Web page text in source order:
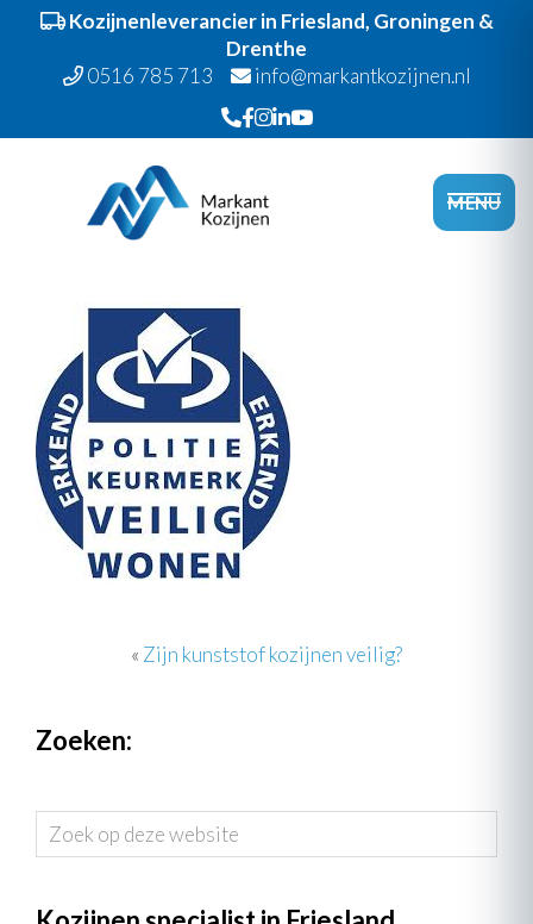
Kozijnenleverancier in Friesland, Groningen &
Drenthe
0516 785 713
info@markantkozijnen.nl
hoofdnavigatie
hoofd
MENU
« Zijn kunststof kozijnen veilig?
Zoeken:
Zoek
op
website